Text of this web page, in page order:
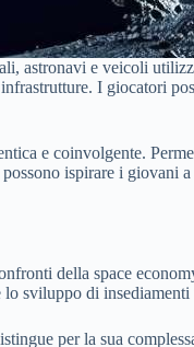
astronavi e veicoli
I giocatori
e coinvolgente.
ispirare i giovani
della space
lo sviluppo di
per la sua